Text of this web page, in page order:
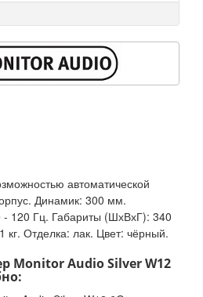
автоматической
Динамик: 300 мм.
- 120 Гц. Габариты (ШхВхГ): 340
Отделка: лак. Цвет: чёрный.
Monitor Audio Silver W12